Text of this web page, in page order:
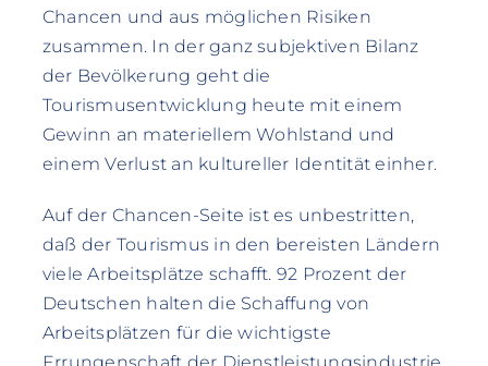
Chancen und aus möglichen Risiken
zusammen. In der ganz subjektiven Bilanz
der Bevölkerung geht die
Tourismusentwicklung heute mit einem
Gewinn an materiellem Wohlstand und
einem Verlust an kultureller Identität einher.
Auf der Chancen-Seite ist es unbestritten,
daß der Tourismus in den bereisten Ländern
viele Arbeitsplätze schafft. 92 Prozent der
Deutschen halten die Schaffung von
Arbeitsplätzen für die wichtigste
Errungenschaft der Dienstleistungsindustrie